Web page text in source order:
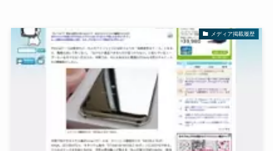
メディア掲載履歴